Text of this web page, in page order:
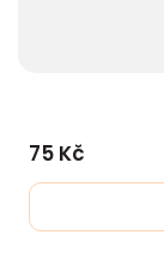
75 Kč